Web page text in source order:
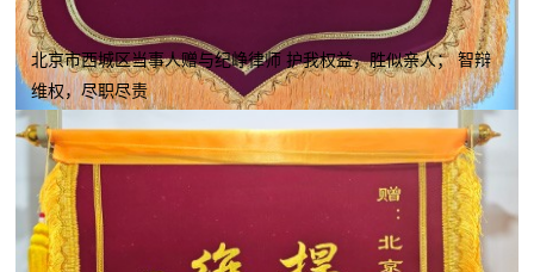
北京市西城区当事人赠与纪峥律师 护我权益，胜似亲人； 智辩
维权，尽职尽责